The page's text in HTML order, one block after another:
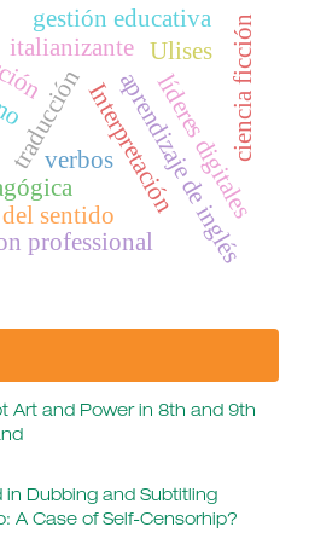
Interpretación
sentido
traducción
italianizante
gestión educativa
aprendizaje de inglés
líderes digitales
ciencia ficción
verbos
Ulises
professional
Art and Power in 8th and 9th
Dubbing and Subtitling
A Case of Self-Censorhip?